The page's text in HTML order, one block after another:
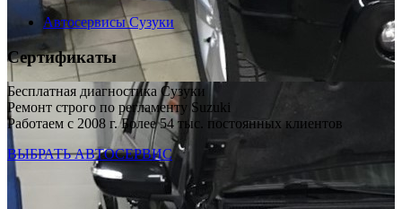
Автосервисы Сузуки
Сертификаты
Бесплатная диагностика Сузуки
Ремонт строго по регламенту Suzuki
Работаем с 2008 г. Более 54 тыс. постоянных клиентов
ВЫБРАТЬ АВТОСЕРВИС